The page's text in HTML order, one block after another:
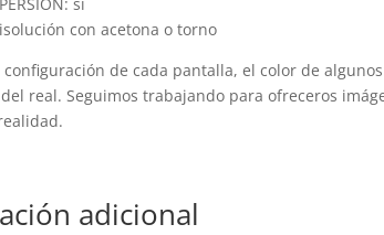
con acetona o torno
de cada pantalla, el color de
real. Seguimos trabajando para ofreceros
adicional